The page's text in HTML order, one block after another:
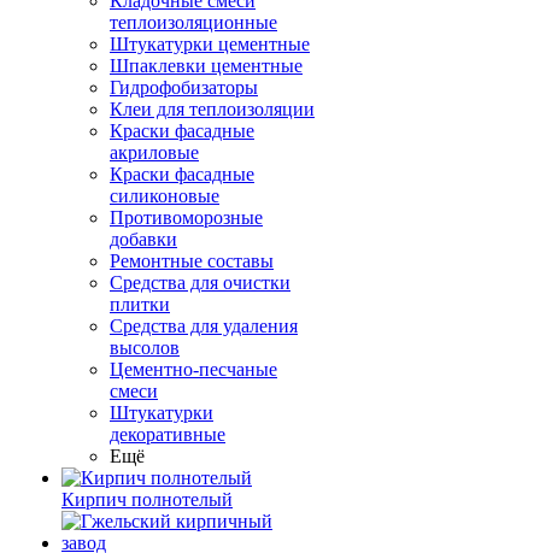
теплоизоляционные
Штукатурки цементные
Шпаклевки цементные
Гидрофобизаторы
Клеи для теплоизоляции
Краски фасадные
акриловые
Краски фасадные
силиконовые
Противоморозные
добавки
Ремонтные составы
Средства для очистки
плитки
Средства для удаления
высолов
Цементно-песчаные
смеси
Штукатурки
декоративные
Ещё
Кирпич полнотелый